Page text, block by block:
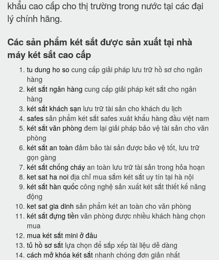
khẩu cao cấp cho thị trường trong nước tại các đại
lý chính hãng.
Các sản phẩm két sắt được sản xuất tại nhà
máy két sắt cao cấp
tu dung ho so cung cấp giải pháp lưu trữ hồ sơ cho ngân
hàng
két sắt ngân hàng cung cấp giải pháp két sắt cho ngân
hàng
két sắt khách sạn lưu trữ tài sản cho khách du lịch
safes sản phẩm két sắt safes xuât khẩu hàng đầu việt nam
két sắt văn phòng đem lại giải pháp bảo vệ tài sản cho văn
phòng
két sắt an toàn đảm bảo tài sản được bảo vệ tốt, lưu trữ
gọn gàng
két sắt chống cháy an toàn lưu trữ tài sản trong hỏa hoạn
ket sat ha noi địa chỉ mua sắm két sắt uy tín tại hà nội
két sắt hàn quốc công nghệ sản xuất két sắt thiết kế năng
động
ket sat gia dinh sản phẩm két an toàn cho văn phòng
két sắt đựng tiền văn phòng được nhiều khách hàng chọn
mua
mua két sắt mini ở đâu
tủ hồ sơ sắt lựa chọn để sắp xếp tài liệu dễ dàng
cách mở khóa két sắt nhanh chóng đơn giản nhất